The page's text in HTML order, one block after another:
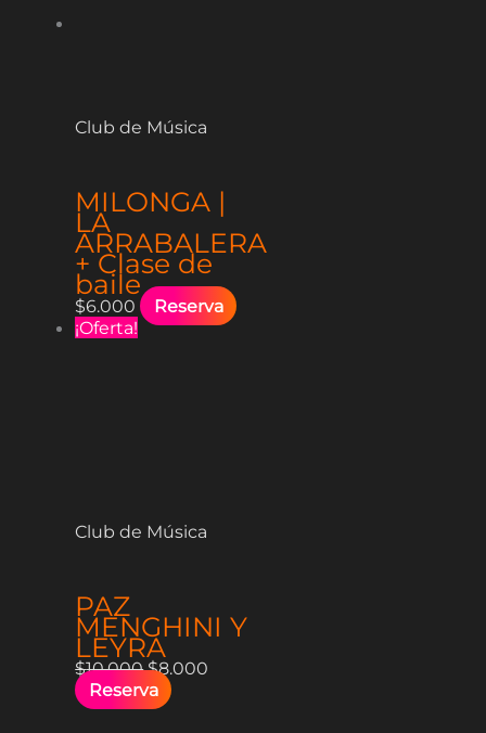
Club de Música
MILONGA |
LA
ARRABALERA
+ Clase de
baile
$6.000
Reserva
¡Oferta!
Club de Música
PAZ
MENGHINI Y
LEYRA
$10.000 $8.000
Reserva